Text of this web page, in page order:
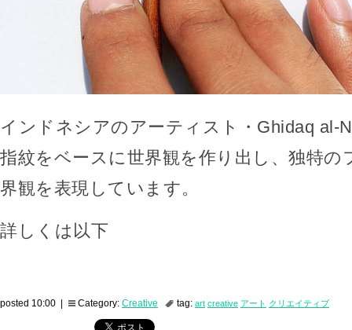
インドネシアのアーティスト・Ghidaq al-
指紋をベースに世界観を作り出し、独特の
界観を表現しています。
詳しくは以下
posted 10:00 | Category: Creative tag: art creative アート クリエイティブ